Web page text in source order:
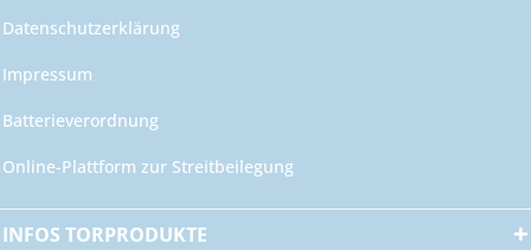
Datenschutzerklärung
Impressum
Batterieverordnung
Online-Plattform zur Streitbeilegung
INFOS TORPRODUKTE